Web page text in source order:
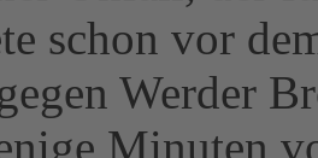
schon vor
Werder
Minuten